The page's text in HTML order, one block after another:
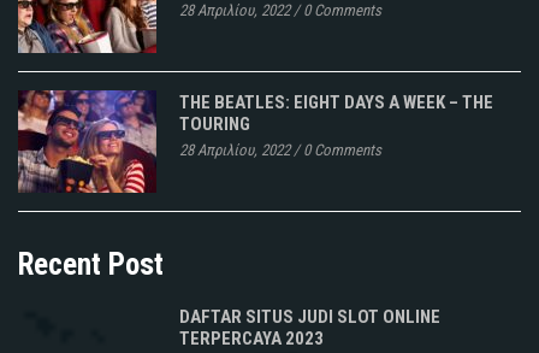
28 Απριλίου, 2022/0 Comments
THE BEATLES: EIGHT DAYS A WEEK – THE
TOURING
28 Απριλίου, 2022/0 Comments
Recent Post
DAFTAR SITUS JUDI SLOT ONLINE
TERPERCAYA 2023